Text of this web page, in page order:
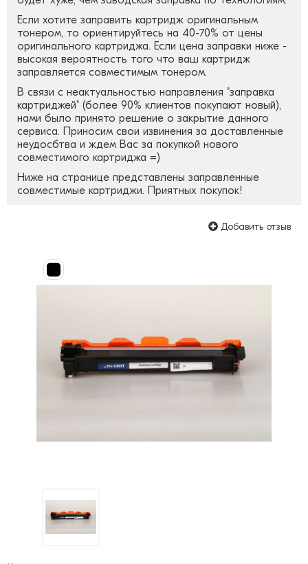
Если хотите заправить картридж оригинальным
тонером, то ориентируйтесь на 40-70% от цены
оригинального картриджа. Если цена заправки ниже -
высокая вероятность того что ваш картридж
заправляется совместимым тонером.
В связи с неактуальностью направления "заправка
картриджей" (более 90% клиентов покупают новый),
нами было принято решение о закрытие данного
сервиса. Приносим свои извинения за доставленные
неудосбтва и ждем Вас за покупкой нового
совместимого картриджа =)
Ниже на странице представлены заправленные
совместимые картриджи. Приятных покупок!
Добавить отзыв